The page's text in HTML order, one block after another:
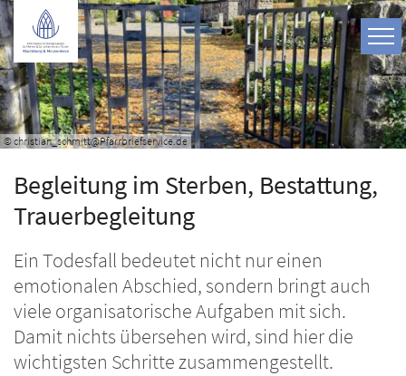
Zum Inhalt springen
© christian_schmitt@Pfarrbriefservice.de
Begleitung im Sterben, Bestattung,
Trauerbegleitung
Ein Todesfall bedeutet nicht nur einen
emotionalen Abschied, sondern bringt auch
viele organisatorische Aufgaben mit sich.
Damit nichts übersehen wird, sind hier die
wichtigsten Schritte zusammengestellt.